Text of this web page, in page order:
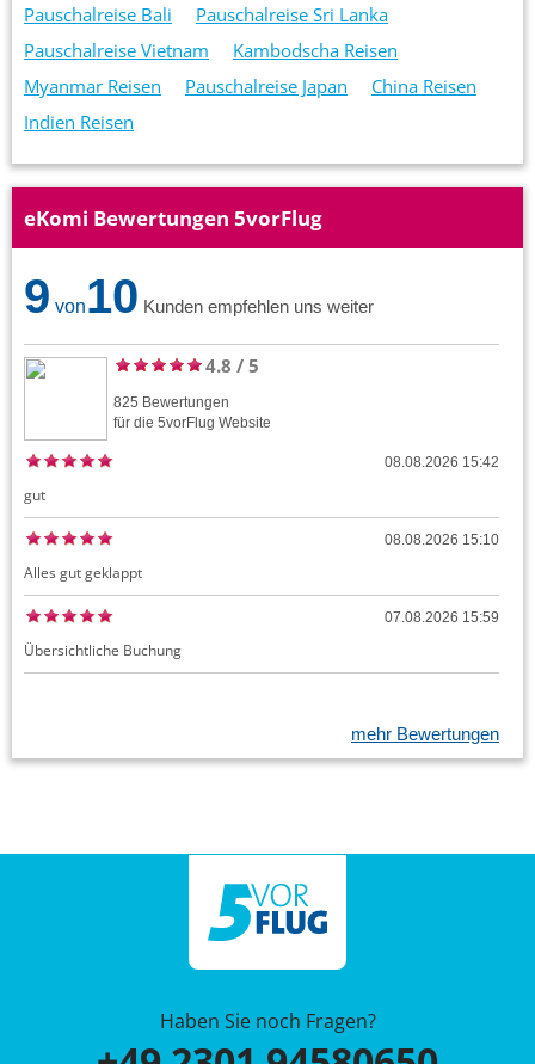
Pauschalreise Bali
Pauschalreise Sri Lanka
Pauschalreise Vietnam
Kambodscha Reisen
Myanmar Reisen
Pauschalreise Japan
China Reisen
Indien Reisen
eKomi Bewertungen 5vorFlug
9 von10 Kunden empfehlen uns weiter
4.8 / 5
825 Bewertungen
für die 5vorFlug Website
08.08.2026 15:42
gut
08.08.2026 15:10
Alles gut geklappt
07.08.2026 15:59
Übersichtliche Buchung
mehr Bewertungen
Haben Sie noch Fragen?